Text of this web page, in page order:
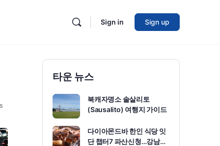
Sign in Sign up
타운 뉴스
북캐자명소 솔살리토
(Sausalito) 여행지 가이드
다이아몬드바 한인 식당 잇
단 챕터7 파산신청…강남…